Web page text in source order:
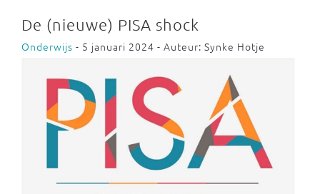
De (nieuwe) PISA shock
Onderwijs - 5 januari 2024 - Auteur: Synke Hotje